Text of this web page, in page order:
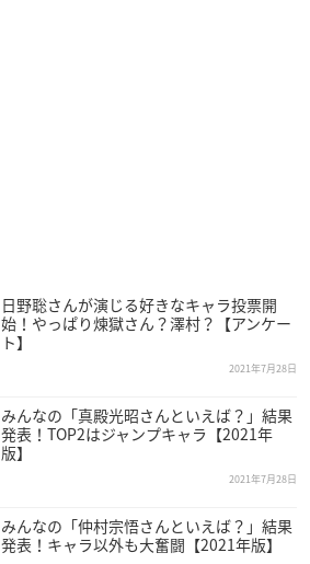
日野聡さんが演じる好きなキャラ投票開
始！やっぱり煉獄さん？澤村？【アンケー
ト】
2021年7月28日
みんなの「真殿光昭さんといえば？」結果
発表！TOP2はジャンプキャラ【2021年
版】
2021年7月28日
みんなの「仲村宗悟さんといえば？」結果
発表！キャラ以外も大奮闘【2021年版】